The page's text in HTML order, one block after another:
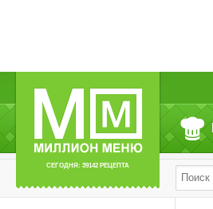
СЕГОДНЯ: 39142 РЕЦЕПТА